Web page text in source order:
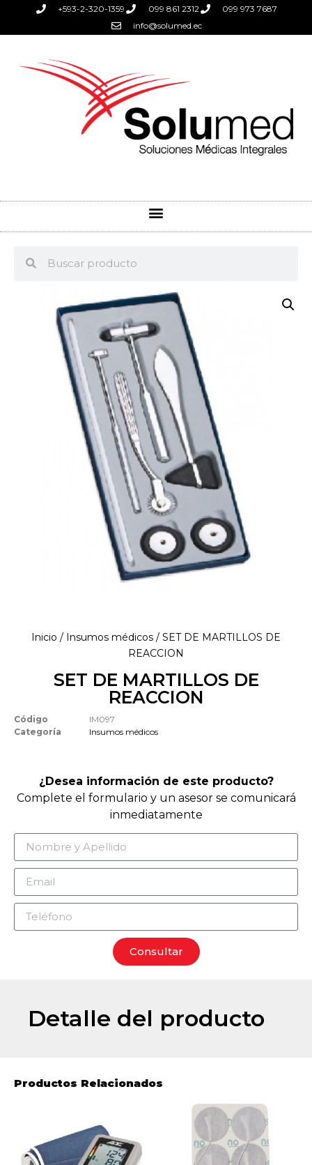
+593-2-320-1359 099 861 2312
099 973 7687
info@solumed.ec
Inicio / Insumos médicos / SET DE MARTILLOS DE
REACCION
SET DE MARTILLOS DE
REACCION
Código
IM097
Categoría
Insumos médicos
¿Desea información de este producto?
Complete el formulario y un asesor se comunicará
inmediatamente
Consultar
Detalle del producto
Productos Relacionados